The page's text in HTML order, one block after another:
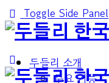
Toggle Side Panel
두들리 소개
주요 기능